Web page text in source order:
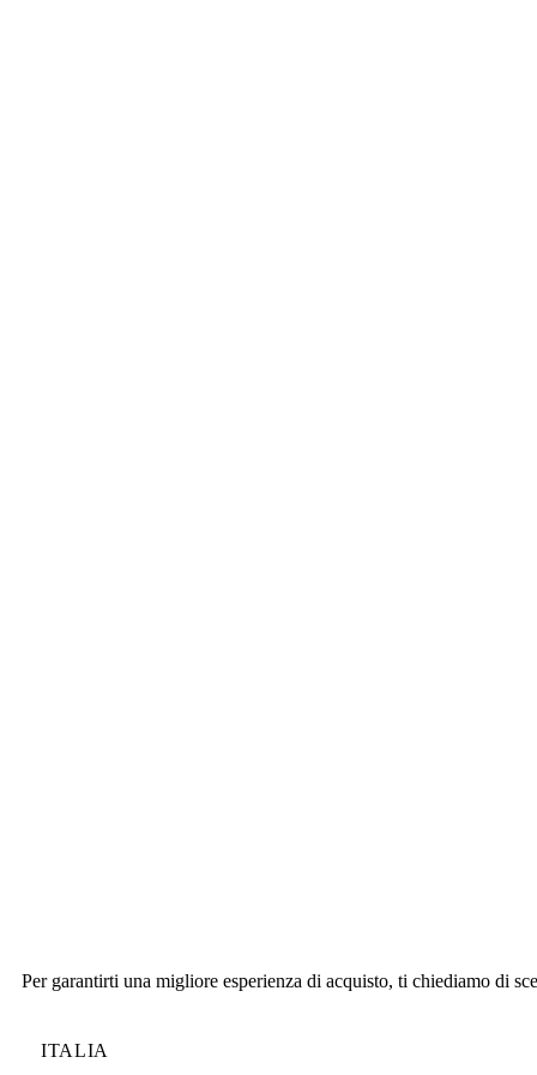
Per garantirti una migliore esperienza di acquisto, ti chiediamo di